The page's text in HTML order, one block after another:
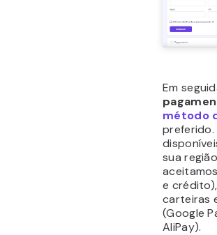
Em
método
sua
e crédito),
carteiras
(Google
AliPay).